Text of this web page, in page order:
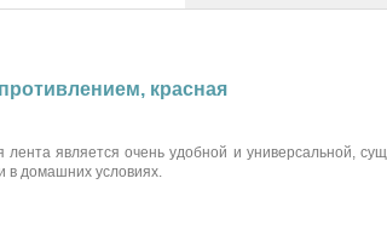
красная
является очень удобной и универсальной,
в домашних условиях.